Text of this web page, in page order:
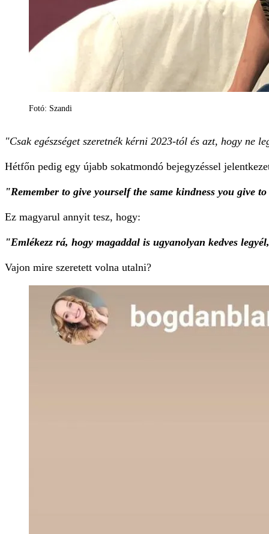
Fotó: Szandi
"Csak egészséget szeretnék kérni 2023-tól és azt, hogy ne
Hétfőn pedig egy újabb sokatmondó bejegyzéssel
"Remember to give yourself the same kindness you give
Ez magyarul annyit tesz, hogy:
"Emlékezz rá, hogy magaddal is ugyanolyan kedves
Vajon mire szeretett volna utalni?